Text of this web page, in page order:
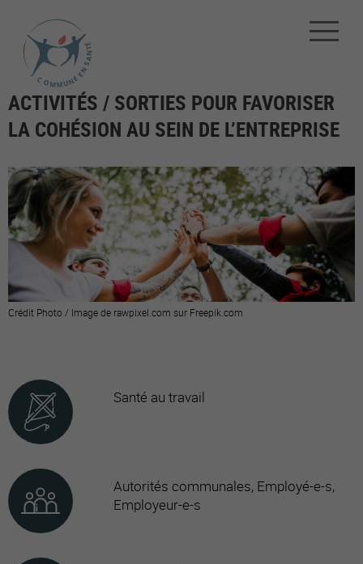
ACTIVITÉS / SORTIES POUR FAVORISER
LA COHÉSION AU SEIN DE L’ENTREPRISE
Crédit Photo / Image de rawpixel.com sur Freepik.com
Santé au travail
Autorités communales, Employé-e-s,
Employeur-e-s